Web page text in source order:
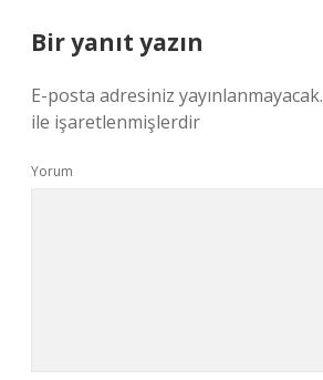
Bir yanıt yazın
E-posta adresiniz yayınlanmayacak.
ile işaretlenmişlerdir
Yorum